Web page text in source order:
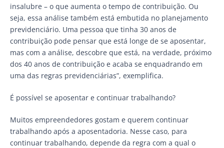
insalubre – o que aumenta o tempo de contribuição. Ou
seja, essa análise também está embutida no planejamento
previdenciário. Uma pessoa que tinha 30 anos de
contribuição pode pensar que está longe de se aposentar,
mas com a análise, descobre que está, na verdade, próximo
dos 40 anos de contribuição e acaba se enquadrando em
uma das regras previdenciárias”, exemplifica.
É possível se aposentar e continuar trabalhando?
Muitos empreendedores gostam e querem continuar
trabalhando após a aposentadoria. Nesse caso, para
continuar trabalhando, depende da regra com a qual o